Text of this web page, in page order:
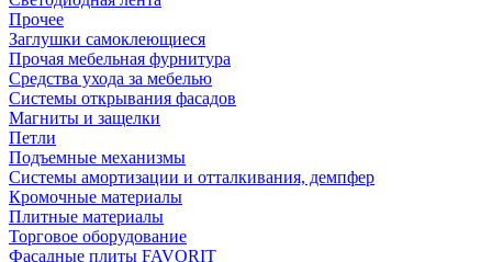
Прочее
Заглушки самоклеющиеся
Прочая мебельная фурнитура
Средства ухода за мебелью
Системы открывания фасадов
Магниты и защелки
Петли
Подъемные механизмы
Системы амортизации и отталкивания, демпфер
Кромочные материалы
Плитные материалы
Торговое оборудование
Фасадные плиты FAVORIT